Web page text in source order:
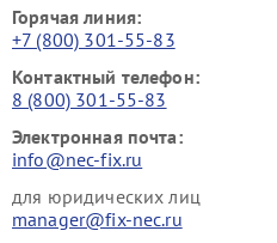
Горячая линия:
+7 (800) 301-55-83
Контактный телефон:
8 (800) 301-55-83
Электронная почта:
info@nec-fix.ru
для юридических лиц
manager@fix-nec.ru